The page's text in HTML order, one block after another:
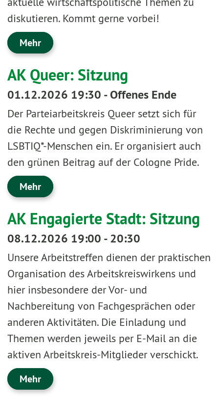
diskutieren. Kommt gerne vorbei!
Mehr
AK Queer: Sitzung
01.12.2026 19:30 - Offenes Ende
Der Parteiarbeitskreis Queer setzt sich für
die Rechte und gegen Diskriminierung von
LSBTIQ*-Menschen ein. Er organisiert auch
den grünen Beitrag auf der Cologne Pride.
Mehr
AK Engagierte Stadt: Sitzung
08.12.2026 19:00 - 20:30
Unsere Arbeitstreffen dienen der praktischen
Organisation des Arbeitskreiswirkens und
hier insbesondere der Vor- und
Nachbereitung von Fachgesprächen oder
anderen Aktivitäten. Die Einladung und
Themen werden jeweils per E-Mail an die
aktiven Arbeitskreis-Mitglieder verschickt.
Mehr